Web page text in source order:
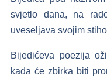
svjetlo dana, na
uveseljava svojim
Bijedićeva poezija
kada će zbirka biti